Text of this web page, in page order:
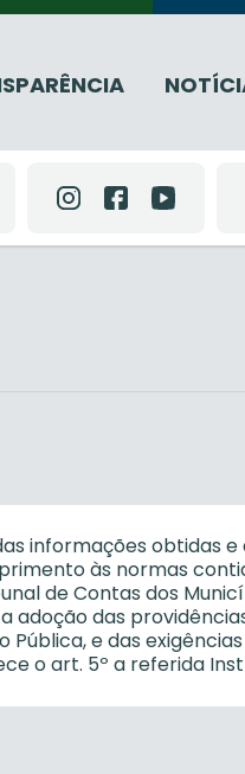
informações obtidas e
às normas
de Contas dos
adoção das
e das
o art. 5º a referida